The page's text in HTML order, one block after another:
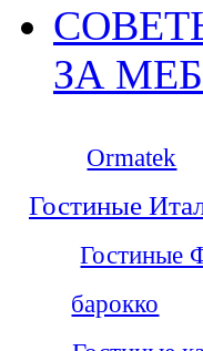
ЗА
Ormatek
Гостиные
Гостиные
барокко